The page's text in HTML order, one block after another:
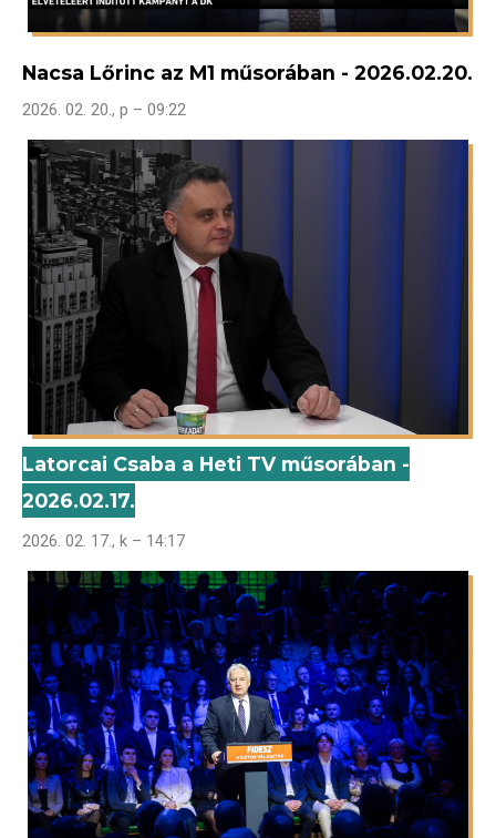
Nacsa Lőrinc az M1 műsorában - 2026.02.20.
2026. 02. 20., p – 09:22
Latorcai Csaba a Heti TV műsorában -
2026.02.17.
2026. 02. 17., k – 14:17